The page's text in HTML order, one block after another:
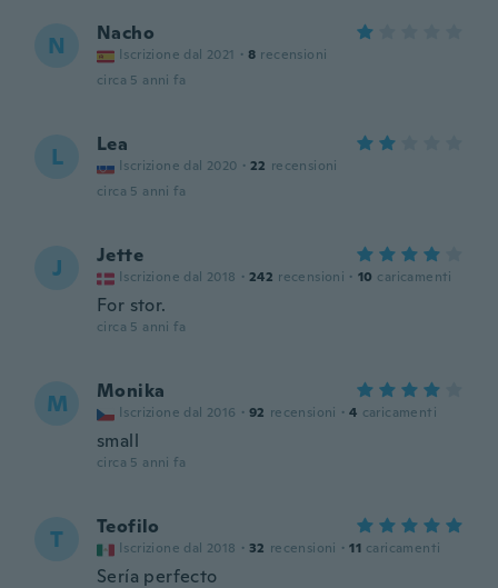
N Nacho
Iscrizione dal 2021 · 8 recensioni
circa 5 anni fa
L Lea
Iscrizione dal 2020 · 22 recensioni
circa 5 anni fa
J Jette
Iscrizione dal 2018 · 242 recensioni · 10 caricamenti
For stor.
circa 5 anni fa
M Monika
Iscrizione dal 2016 · 92 recensioni · 4 caricamenti
small
circa 5 anni fa
T Teofilo
Iscrizione dal 2018 · 32 recensioni · 11 caricamenti
Sería perfecto